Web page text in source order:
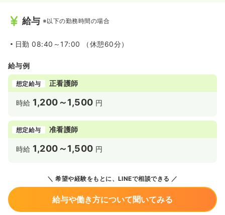
給与 ※以下の勤務時間の場合
日勤 08:40～17:00 （休憩60分）
給与例
想定給与 正看護師
時給 1,200～1,500 円
想定給与 准看護師
時給 1,200～1,500 円
希望や経験をもとに、LINEで相談できる
給与や働き方について聞いてみる